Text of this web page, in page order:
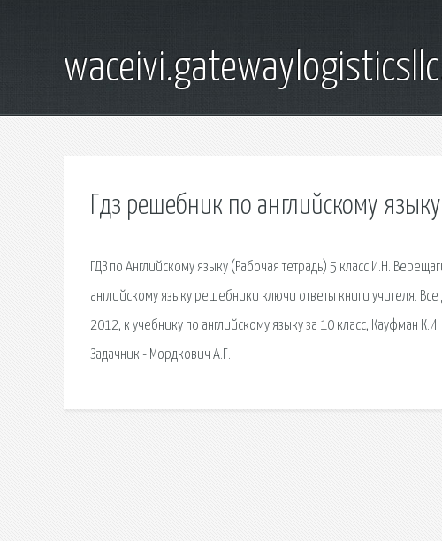
Гдз решебник по английскому
ГДЗ по Английскому языку (Рабочая тетрадь) 5 класс И.Н.
английскому языку решебники ключи ответы книги учителя.
2012, к учебнику по английскому языку за 10 класс, Кауфман
Задачник - Мордкович А.Г.